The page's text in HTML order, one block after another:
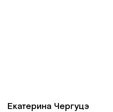
Екатерина Чергуцэ